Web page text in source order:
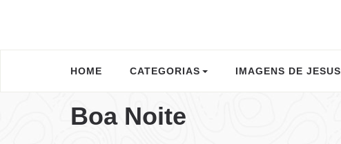
HOME CATEGORIAS IMAGENS DE JESUS
Boa Noite